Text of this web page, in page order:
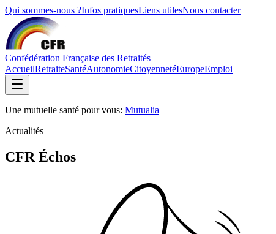
Qui sommes-nous ?Infos pratiquesLiens utilesNous contacter
Confédération Française des Retraités
AccueilRetraiteSantéAutonomieCitoyennetéEuropeEmploi
Une mutuelle santé pour vous: Mutualia
Actualités
CFR Échos